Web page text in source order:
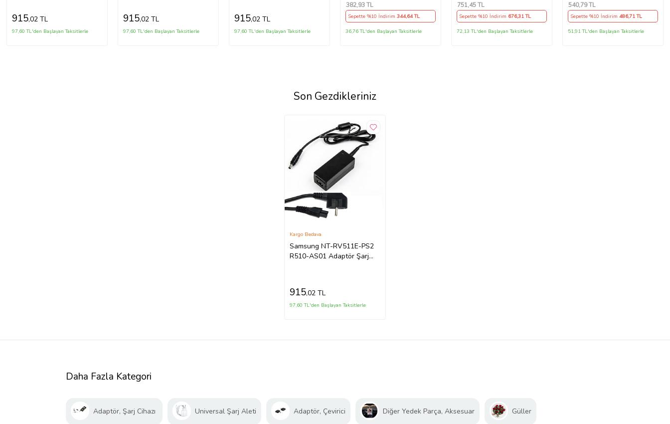
915,02 TL
97,60 TL'den Başlayan Taksitlerle
915,02 TL
97,60 TL'den Başlayan Taksitlerle
915,02 TL
97,60 TL'den Başlayan Taksitlerle
382,93 TL
Sepette %10 İndirim 344,64 TL
36,76 TL'den Başlayan Taksitlerle
751,45 TL
Sepette %10 İndirim 676,31 TL
72,13 TL'den Başlayan Taksitlerle
540,79 TL
Sepette %10 İndirim 486,71 TL
51,91 TL'den Başlayan Taksitlerle
Son Gezdikleriniz
Samsung NT-RV511E-PS2
R510-AS01 Adaptör Şarj
Kargo Bedava
915,02 TL
97,60 TL'den Başlayan Taksitlerle
Daha Fazla Kategori
Adaptör, Şarj Cihazı Universal Şarj Aleti Adaptör, Çevirici Diğer Yedek Parça, Aksesuar Güller